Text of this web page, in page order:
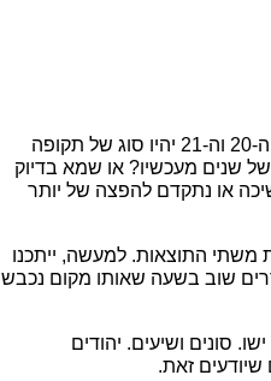
ואז היכתה בי השאלה: בפרספקטיבה של זמן... האם אנו חיים בבועה? האם המאות ה-20 וה-21 יהיו סוג של תקופה
שנים מעכשיו? או שמא בדיוק
או נתקדם להפצה של יותר
משתי התוצאות. למעשה, ייתכנו
שוב בשעה שאותו מקום נכבש
סונים ושיעים. יהודים
שיודעים זאת.